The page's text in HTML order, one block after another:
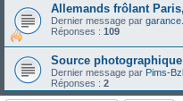
Allemands frôlant
Dernier message par garance.
Réponses : 109
Source
Dernier message par Pims-
Réponses : 2